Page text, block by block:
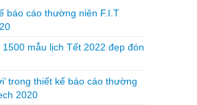
báo cáo thường niên F.I.T
mẫu lịch Tết 2022 đẹp đón
trong thiết kế báo cáo thường
2020